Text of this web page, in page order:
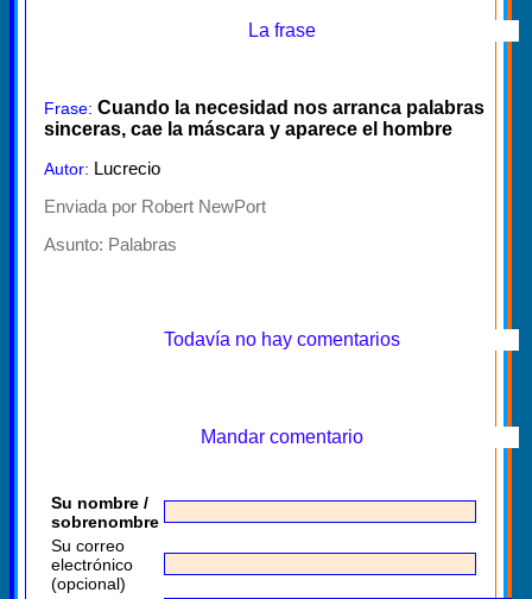
La frase
Frase: Cuando la necesidad nos arranca palabras
sinceras, cae la máscara y aparece el hombre
Autor: Lucrecio
Enviada por Robert NewPort
Asunto: Palabras
Todavía no hay comentarios
Mandar comentario
Su nombre /
sobrenombre
Su correo
electrónico
(opcional)